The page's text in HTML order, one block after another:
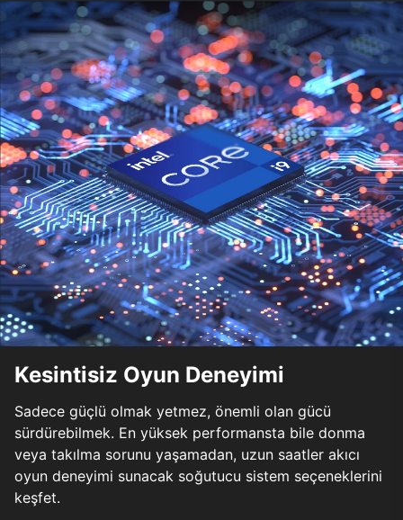
Kesintisiz Oyun Deneyimi
Sadece güçlü olmak yetmez, önemli olan gücü
sürdürebilmek. En yüksek performansta bile donma
veya takılma sorunu yaşamadan, uzun saatler akıcı
oyun deneyimi sunacak soğutucu sistem seçeneklerini
keşfet.